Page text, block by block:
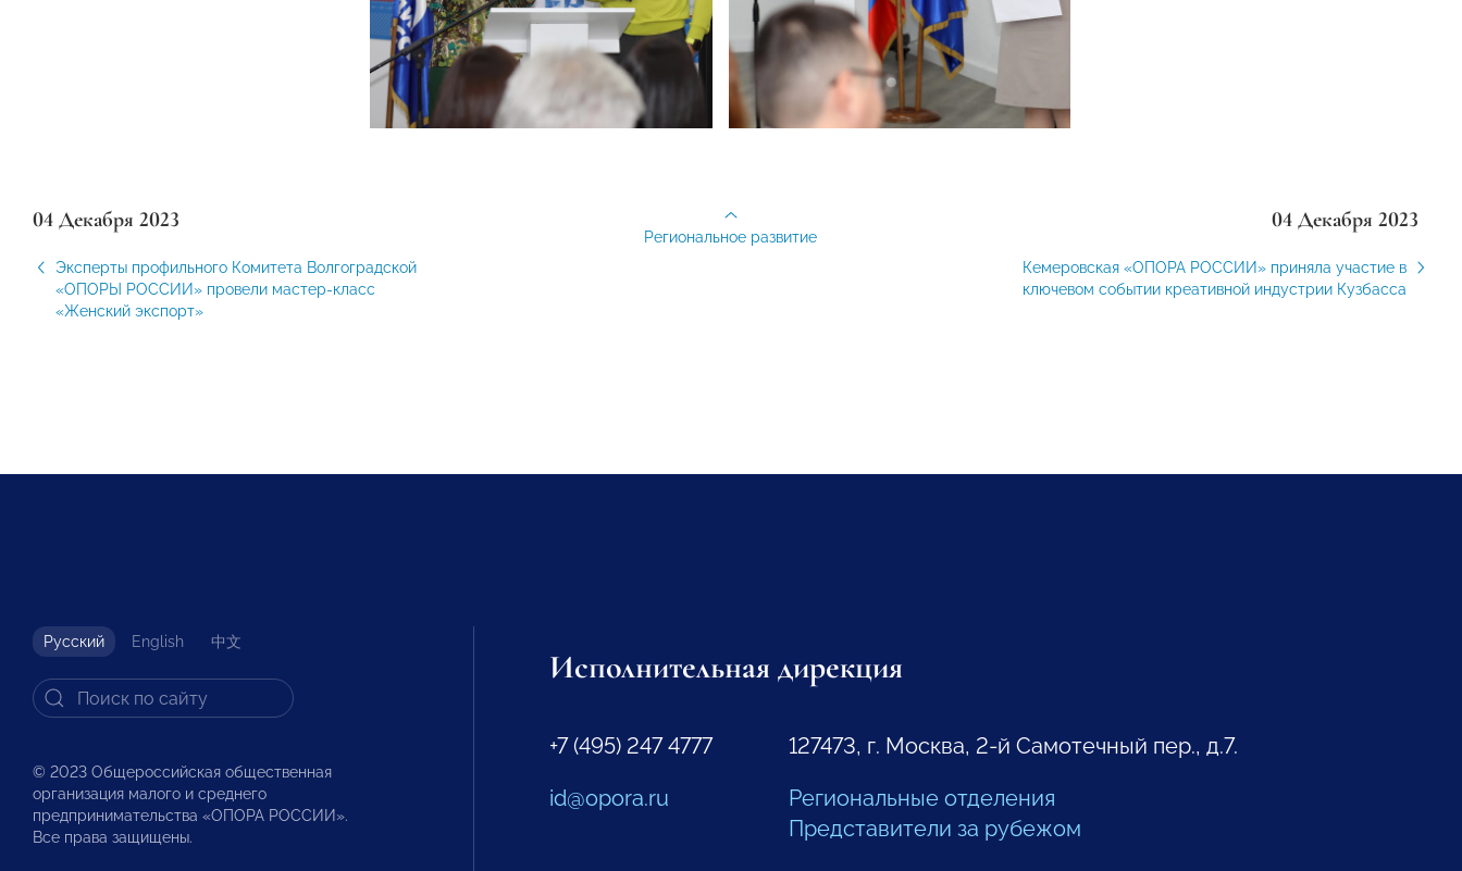
04 Декабря 2023
Эксперты профильного Комитета Волгоградской
«ОПОРЫ РОССИИ» провели мастер-класс
«Женский экспорт»
04 Декабря 2023
Кемеровская «ОПОРА РОССИИ» приняла участие в
ключевом событии креативной индустрии Кузбасса
Региональное развитие
Русский English 中文
© 2023 Общероссийская общественная
организация малого и среднего
предпринимательства «ОПОРА РОССИИ».
Все права защищены.
Исполнительная дирекция
+7 (495) 247 4777
id@opora.ru
127473, г. Москва, 2-й Самотечный пер., д.7.
Региональные отделения
Представители за рубежом